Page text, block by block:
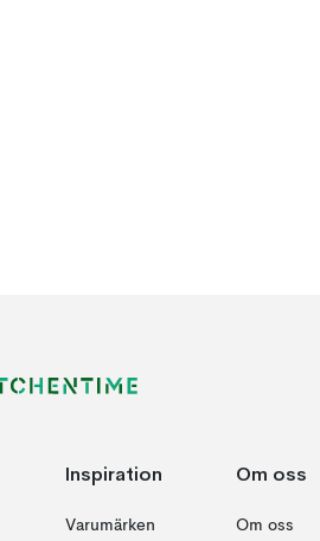
Inspiration
Varumärken
Om oss
Om oss